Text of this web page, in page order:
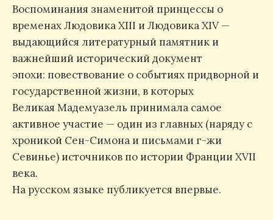
Воспоминания знаменитой принцессы о
временах Людовика XIII и Людовика XIV —
выдающийся литературный памятник и
важнейший исторический документ
эпохи: повествование о событиях придворной и
государственной жизни, в которых
Великая Мадемуазель принимала самое
активное участие — один из главных (наряду с
хроникой Сен-Симона и письмами г-жи
Севинье) источников по истории Франции XVII
века.
На русском языке публикуется впервые.